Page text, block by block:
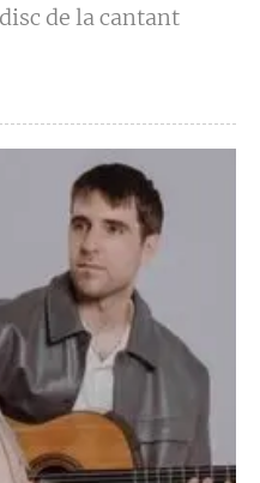
de la cantant